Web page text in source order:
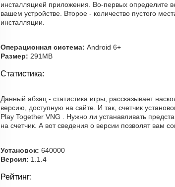
инсталляцией приложения. Во-первых определите
вашем устройстве. Второе - количество пустого
инсталляции.
Операционная система: Android 6+
Размер: 291MB
Статистика:
Данный абзац - статистика игры, рассказывает
версию, доступную на сайте. И так, счетчик
Play Together VNG . Нужно ли устанавливать
на счетчик. А вот сведения о версии позволят вам
Установок: 640000
Версия: 1.1.4
Рейтинг: